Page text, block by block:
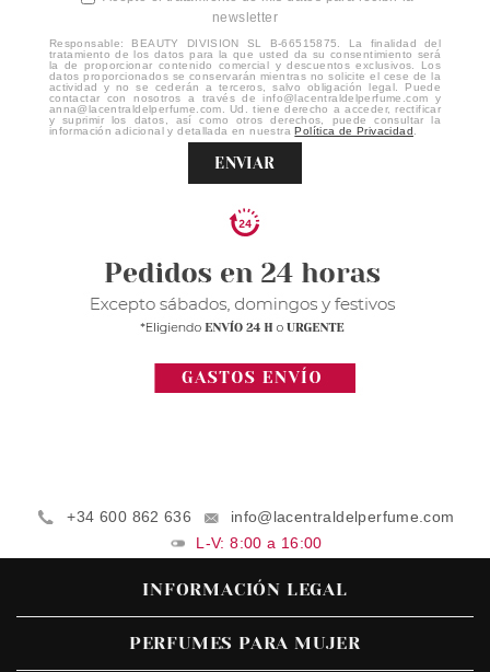
newsletter
Responsable: BEAUTY DIVISION SL B-66515875. La finalidad del
tratamiento de los datos para la que usted da su consentimiento será
la de proporcionar contenido comercial y descuentos exclusivos. Los
datos proporcionados se conservarán mientras no solicite el cese de la
actividad y no se cederán a terceros, salvo obligación legal. Puede
contactar con nosotros a través de info@lacentraldelperfume.com y
anna@lacentraldelperfume.com. Ud. tiene derecho a acceder, rectificar
y suprimir los datos, así como otros derechos, puede consultar la
información adicional y detallada en nuestraPolítica de Privacidad
ENVIAR
+34 600 862 636
info@lacentraldelperfume.com
L-V: 8:00 a 16:00
INFORMACIÓN LEGAL
PERFUMES PARA MUJER